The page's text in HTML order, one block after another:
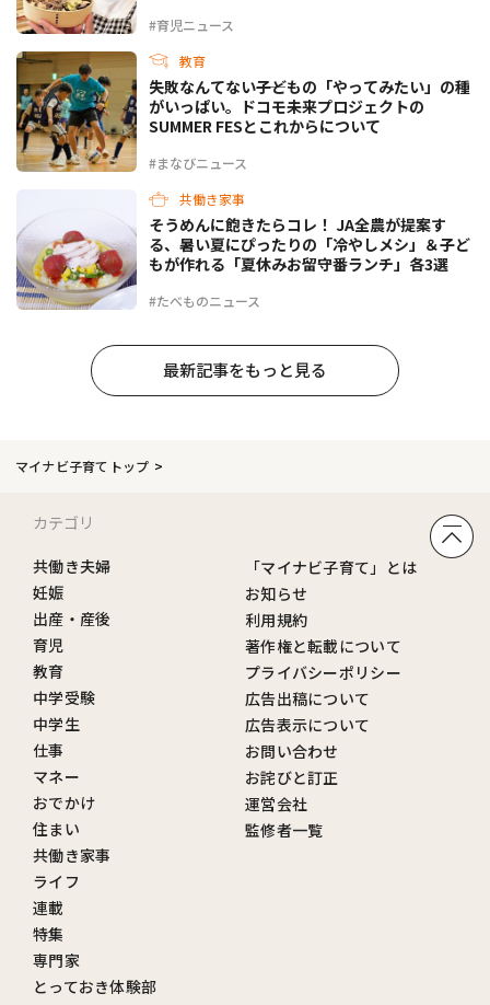
#育児ニュース
教育
#まなびニュース
失敗なんてない――子どもの「やってみたい」の種
がいっぱい。ドコモ未来プロジェクトの
SUMMER FESとこれからについて
共働き家事
#たべものニュース
そうめんに飽きたらコレ！ JA全農が提案す
る、暑い夏にぴったりの「冷やしメシ」＆子ど
もが作れる「夏休みお留守番ランチ」各3選
最新記事をもっと見る
マイナビ子育てトップ
カテゴリ
共働き夫婦
妊娠
出産・産後
育児
教育
中学受験
中学生
仕事
マネー
おでかけ
住まい
共働き家事
ライフ
連載
特集
専門家
とっておき体験部
「マイナビ子育て」とは
お知らせ
利用規約
著作権と転載について
プライバシーポリシー
広告出稿について
広告表示について
お問い合わせ
お詫びと訂正
運営会社
監修者一覧